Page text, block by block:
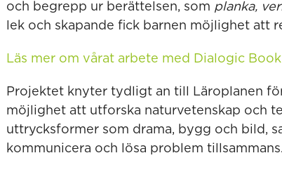
och begrepp ur berättelsen, som planka,
lek och skapande fick barnen möjlighet att
Läs mer om vårat arbete med Dialogic
Projektet knyter tydligt an till Läroplanen
möjlighet att utforska naturvetenskap och
uttrycksformer som drama, bygg och bild,
kommunicera och lösa problem tillsammans.